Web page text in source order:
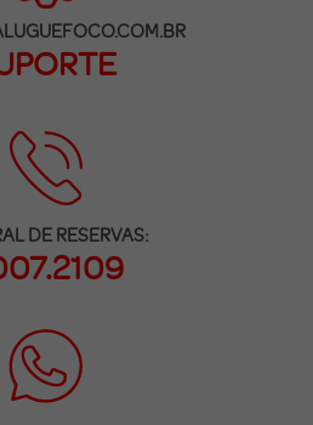
DE RESERVAS: